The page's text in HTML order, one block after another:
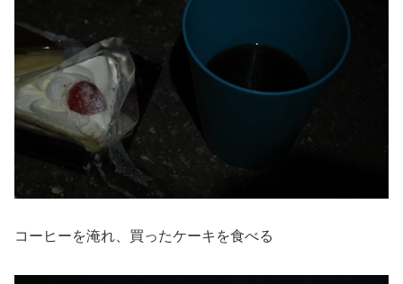
コーヒーを淹れ、買ったケーキを食べる